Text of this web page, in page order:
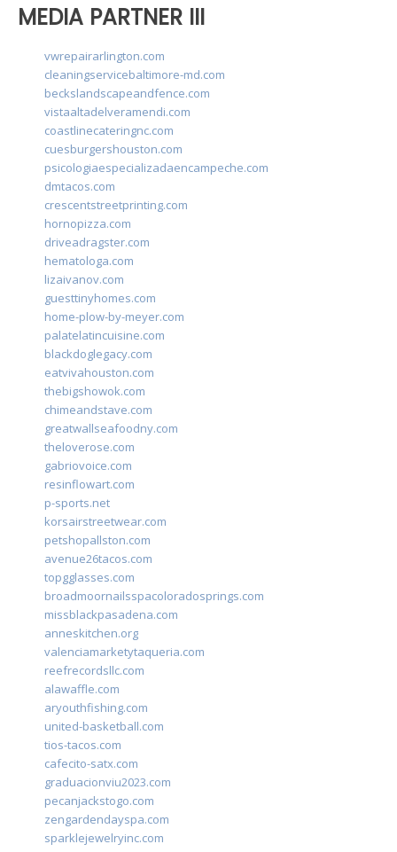
MEDIA PARTNER III
vwrepairarlington.com
cleaningservicebaltimore-md.com
beckslandscapeandfence.com
vistaaltadelveramendi.com
coastlinecateringnc.com
cuesburgershouston.com
psicologiaespecializadaencampeche.com
dmtacos.com
crescentstreetprinting.com
hornopizza.com
driveadragster.com
hematologa.com
lizaivanov.com
guesttinyhomes.com
home-plow-by-meyer.com
palatelatincuisine.com
blackdoglegacy.com
eatvivahouston.com
thebigshowok.com
chimeandstave.com
greatwallseafoodny.com
theloverose.com
gabriovoice.com
resinflowart.com
p-sports.net
korsairstreetwear.com
petshopallston.com
avenue26tacos.com
topgglasses.com
broadmoornailsspacoloradosprings.com
missblackpasadena.com
anneskitchen.org
valenciamarketytaqueria.com
reefrecordsllc.com
alawaffle.com
aryouthfishing.com
united-basketball.com
tios-tacos.com
cafecito-satx.com
graduacionviu2023.com
pecanjackstogo.com
zengardendayspa.com
sparklejewelryinc.com